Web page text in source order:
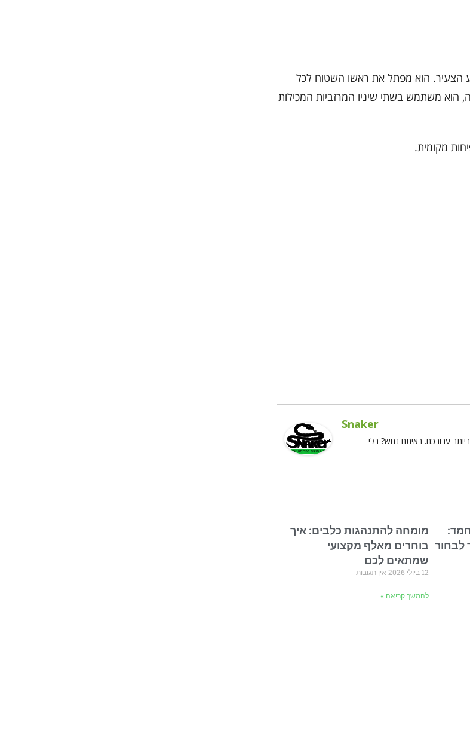
הצעיר. הוא מפתל את ראשו השטוח לכל
הוא משתמש בשתי שיניו המרזביות המכילות
מקומית.
Snaker
עבורכם. ראיתם נחש? בלי
לבחור
מומחה להתנהגות כלבים: איך
בוחרים מאלף מקצועי
שמתאים לכם
12 ביולי 2026 אין תגובות
להמשך קריאה »